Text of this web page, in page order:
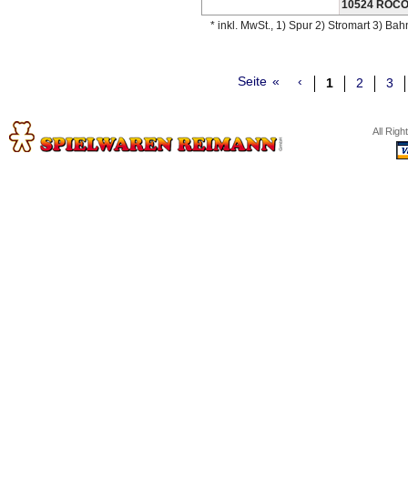
10524 ROCO
* inkl. MwSt., 1) Spur 2) Stromart 3)
Seite « ‹ 1 2 3
All